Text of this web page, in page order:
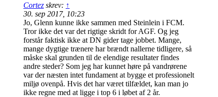
Cortez skrev: ↑
30. sep 2017, 10:23
Jo, Glenn kunne ikke sammen med Steinlein i FCM.
Tror ikke det var det rigtige skridt for AGF. Og jeg
forstår faktisk ikke at DN gider tage jobbet. Mange,
mange dygtige trænere har brændt nallerne tidligere, så
måske skal grunden til de elendige resultater findes
andre steder? Som jeg har kunnet høre på vandrørene
var der næsten intet fundament at bygge et professionelt
miljø ovenpå. Hvis det har været tilfældet, kan man jo
ikke regne med at ligge i top 6 i løbet af 2 år.